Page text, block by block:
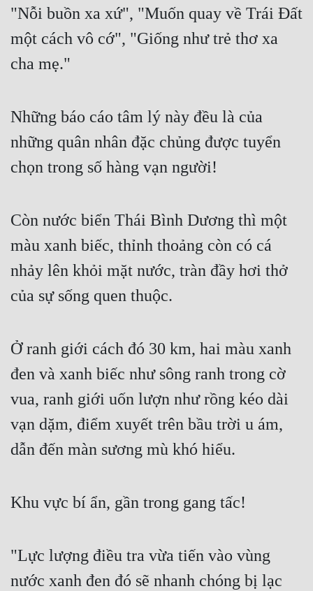
Tính Cách Nhân Vật :
Sát Phạt Quyết Đoán
Vô Sỉ
Điềm Đạm
"Nỗi buồn xa xứ", "Muốn quay về Trái Đất
một cách vô cớ", "Giống như trẻ thơ xa
cha mẹ."
Những báo cáo tâm lý này đều là của
những quân nhân đặc chủng được tuyển
chọn trong số hàng vạn người!
Còn nước biển Thái Bình Dương thì một
màu xanh biếc, thỉnh thoảng còn có cá
nhảy lên khỏi mặt nước, tràn đầy hơi thở
của sự sống quen thuộc.
Ở ranh giới cách đó 30 km, hai màu xanh
đen và xanh biếc như sông ranh trong cờ
vua, ranh giới uốn lượn như rồng kéo dài
vạn dặm, điểm xuyết trên bầu trời u ám,
dẫn đến màn sương mù khó hiểu.
Khu vực bí ẩn, gần trong gang tấc!
"Lực lượng điều tra vừa tiến vào vùng
nước xanh đen đó sẽ nhanh chóng bị lạc